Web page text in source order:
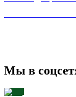
Мы в